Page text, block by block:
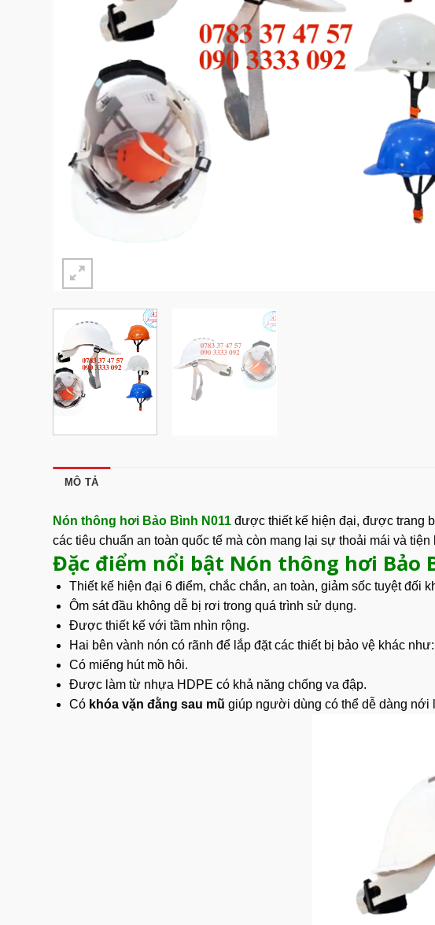
MÔ TẢ
Nón thông hơi Bảo Bình N011 được thiết kế hiện đại, được trang
các tiêu chuẩn an toàn quốc tế mà còn mang lại sự thoải mái và
Đặc điểm nổi bật Nón thông hơi Bảo
Thiết kế hiện đại 6 điểm, chắc chắn, an toàn, giảm sốc tuyệt đối
Ôm sát đầu không dễ bị rơi trong quá trình sử dụng.
Được thiết kế với tầm nhìn rộng.
Hai bên vành nón có rãnh để lắp đặt các thiết bị bảo vệ khác
Có miếng hút mồ hôi.
Được làm từ nhựa HDPE có khả năng chống va đập.
Có khóa vặn đằng sau mũ giúp người dùng có thể dễ dàng nới